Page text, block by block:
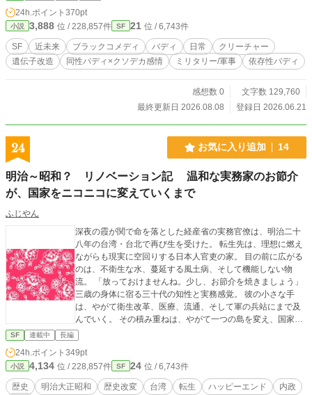
思っている。 そしてフェヴァは、戦うことでコォラを守り続
24h.ポイント 370pt
小説 3,888 位 / 228,857件 SF 21 位 / 6,743件
SF 近未来 ブラックコメディ バディ 日常
クリーチャー
遺伝子改造
同性バディ×クソデカ感情 ミリタリー/軍事 依存性バディ
感想数 0
文字数 129,760
最終更新日 2026.08.08
登録日 2026.06.21
24 お気に入り追加 14
明治～昭和？ リノベーション記 温和な実務家のお節介
が、国家をニコニコに変えていくまで
ふじやん
深夜の霞が関で命を落とした経産省の実務官僚は、明治二十
八年の台湾・台北で再び生を受けた。 転生先は、理想に燃え
ながらも現実に空回りする日本人官吏の家。 目の前に広がる
のは、不衛生な水、蔓延する風土病、そして機能しない物
流。 「放っておけませんね。少し、お節介を焼きましょう」
三歳の身体に宿る三十代の知性と実務感覚。 彼の小さな手
は、やがて衛生改革、医療、流通、そして軍の兵站にまで及
んでいく。 その積み重ねは、やがて一つの島を変え、国家を
支え、 ついには列強の均衡すら揺るがすことになる。 これ
は、温和な実務家の“お節介”が、 静かに歴史を書き換えてい
く物語。 ※本作は「小説家になろう」にて先行更新中です。
続きが気になる方はそちらもぜひ。
SF 連載中 長編
24h.ポイント 349pt
小説 4,134 位 / 228,857件 SF 24 位 / 6,743件
歴史 明治大正昭和 歴史改変 台湾 転生 ハッピーエンド
内政